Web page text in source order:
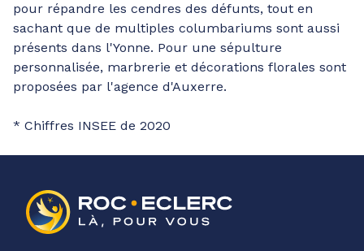
pour répandre les cendres des défunts, tout en
sachant que de multiples columbariums sont aussi
présents dans l'Yonne. Pour une sépulture
personnalisée, marbrerie et décorations florales sont
proposées par l'agence d'Auxerre.
* Chiffres INSEE de 2020